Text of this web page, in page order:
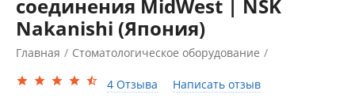
соединения MidWest | NSK
Nakanishi (Япония)
Главная / Стоматологическое оборудование /
Аппараты Air Flow /
4 Отзыва
Написать отзыв
СКИДКА